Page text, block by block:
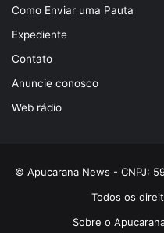
Como Enviar uma Pauta
Expediente
Contato
Anuncie conosco
Web rádio
© Apucarana News - CNPJ:
Todos os
Sobre o